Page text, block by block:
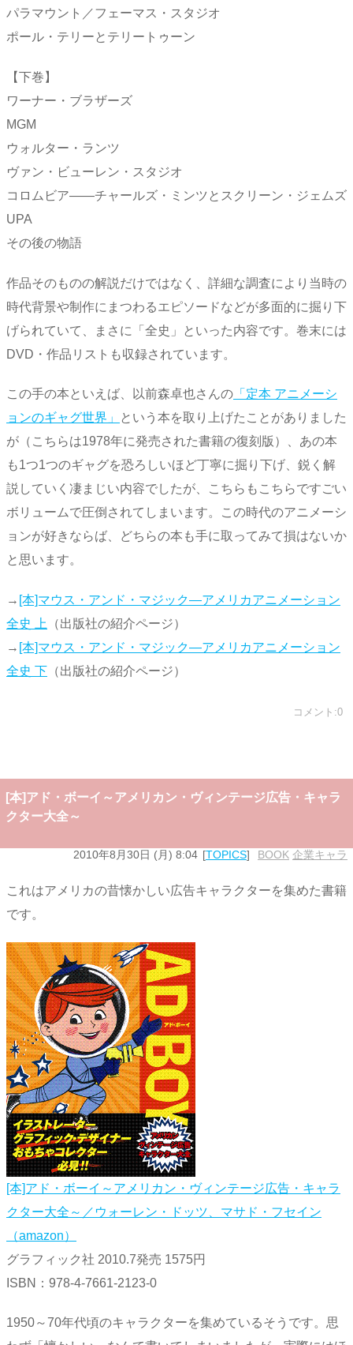
パラマウント／フェーマス・スタジオ
ポール・テリーとテリートゥーン
【下巻】
ワーナー・ブラザーズ
MGM
ウォルター・ランツ
ヴァン・ビューレン・スタジオ
コロムビア――チャールズ・ミンツとスクリーン・ジェムズ
UPA
その後の物語
作品そのものの解説だけではなく、詳細な調査により当時の
時代背景や制作にまつわるエピソードなどが多面的に掘り下
げられていて、まさに「全史」といった内容です。巻末には
DVD・作品リストも収録されています。
この手の本といえば、以前森卓也さんの 「定本 アニメーシ
ョンのギャグ世界」
という本を取り上げたことがありました
が（こちらは1978年に発売された書籍の復刻版）、あの本
も1つ1つのギャグを恐ろしいほど丁寧に掘り下げ、鋭く解
説していく凄まじい内容でしたが、こちらもこちらですごい
ボリュームで圧倒されてしまいます。この時代のアニメーシ
ョンが好きならば、どちらの本も手に取ってみて損はないか
と思います。
→ [本]マウス・アンド・マジック―アメリカアニメーション
全史 上
（出版社の紹介ページ）
→ [本]マウス・アンド・マジック―アメリカアニメーション
全史 下 （出版社の紹介ページ）
コメント:0
[本]アド・ボーイ～アメリカン・ヴィンテージ広告・キャラ
クター大全～
2010年8月30日 (月) 8:04 TOPICS BOOK 企業キャラ
これはアメリカの昔懐かしい広告キャラクターを集めた書籍
です。
[本]アド・ボーイ～アメリカン・ヴィンテージ広告・キャラ
クター大全～／ウォーレン・ドッツ、マサド・フセイン
（amazon）
グラフィック社 2010.7発売 1575円
ISBN：978-4-7661-2123-0
1950～70年代頃のキャラクターを集めているそうです。思